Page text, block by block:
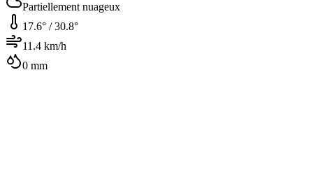
Partiellement nuageux
17.6° /30.8°
11.4 km/h
0 mm